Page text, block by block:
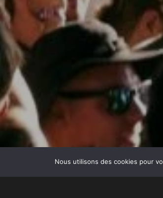
Nous utilisons des cookies pour